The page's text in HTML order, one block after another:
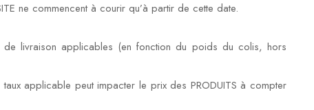
ne commencent à courir qu’à partir de cette date.
de livraison applicables (en fonction du poids du colis, hors
applicable peut impacter le prix des PRODUITS à compter